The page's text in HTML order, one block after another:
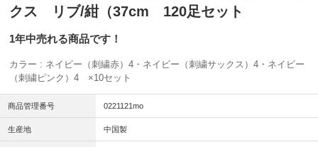
クス リブ/紺（37cm 120足セット
1年中売れる商品です！
カラー : ネイビー（刺繍赤）4・ネイビー（刺繍サックス）4・ネイビー
（刺繍ピンク）4 ×10セット
商品管理番号 0221121mo
生産地 中国製